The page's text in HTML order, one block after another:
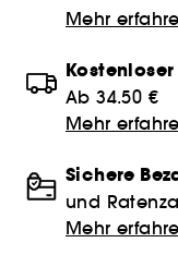
Mehr
Ab 34.50 €
Mehr
Sichere
und
Mehr